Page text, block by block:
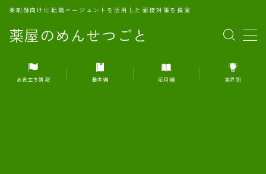
薬屋のめんせつごと
薬剤師向けに転職エージェントを活用した面接対策を提案
MENU
1.転職エージェントとは何か？
お役立ち情報 基本編 応用編 業界別